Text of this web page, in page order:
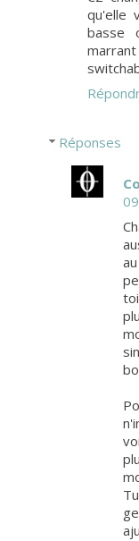
qu'elle
basse
Réponses